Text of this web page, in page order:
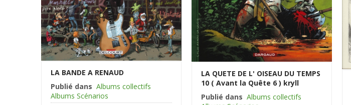
LA BANDE A RENAUD
Publié dans Albums collectifs
Albums Scénarios
LA QUETE DE L' OISEAU DU TEMPS
10 ( Avant la Quête 6 ) kryll
Publié dans Albums collectifs